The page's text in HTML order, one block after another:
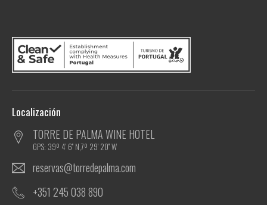
Localización
TORRE DE PALMA WINE HOTEL
GPS: 39º 4' 6'' N,7º 29' 20'' W
reservas@torredepalma.com
+351 245 038 890